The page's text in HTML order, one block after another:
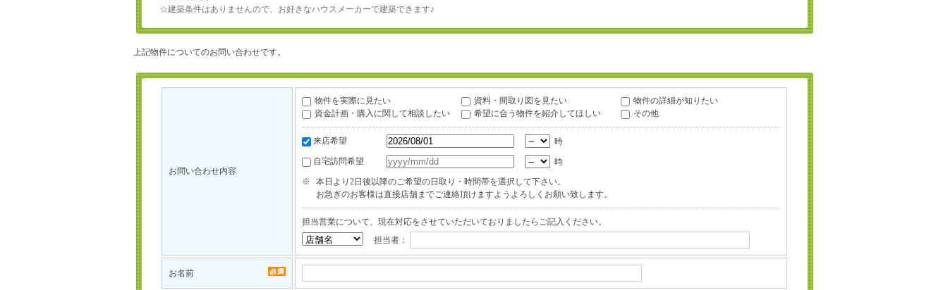
☆建築条件はありませんので、お好きなハウスメーカーで建築できます♪
上記物件についてのお問い合わせです。
お問い合わせ内容
物件を実際に見たい 資料・間取り図を見たい
物件の詳細が知りたい
資金計画・購入に関して相談したい
希望に合う物件を紹介してほしい その他
来店希望
時
自宅訪問希望
時
※
本日より2日後以降のご希望の日取り・時間帯を選択して下さい。
お急ぎのお客様は直接店舗までご連絡頂けますようよろしくお願い致します。
担当営業について、現在対応をさせていただいておりましたらご記入ください。
担当者：
お名前